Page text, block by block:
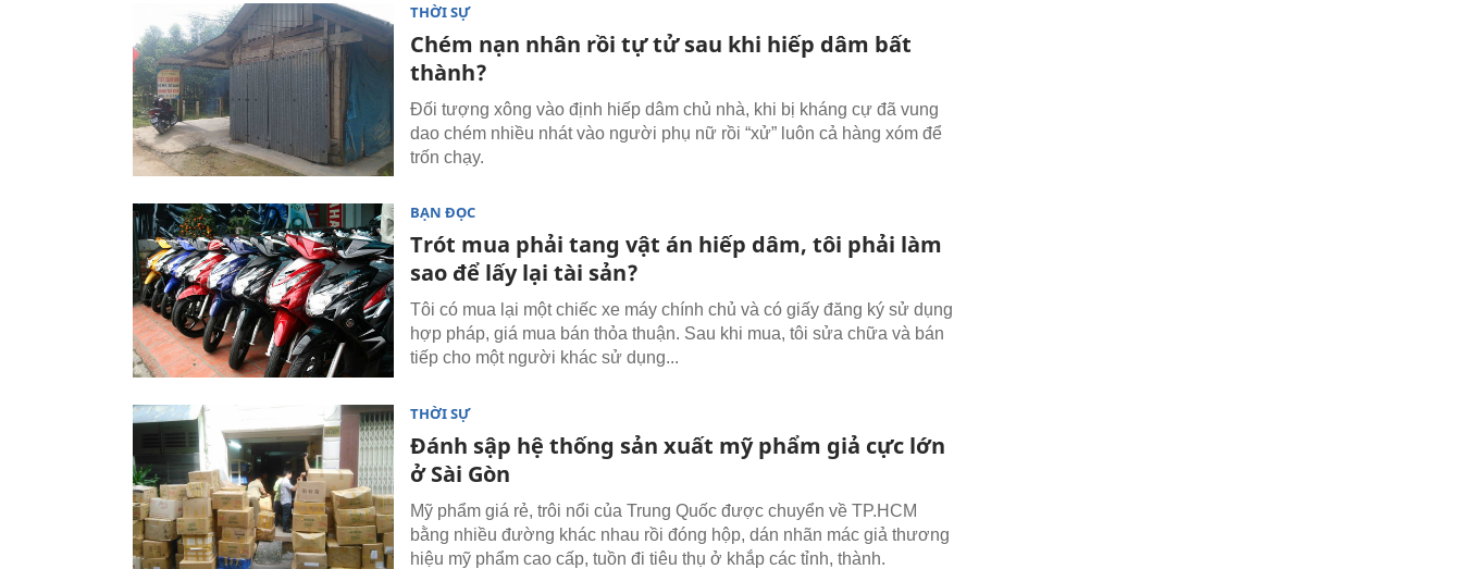
THỜI SỰ
Chém nạn nhân rồi tự tử sau khi hiếp dâm bất
thành?
Đối tượng xông vào định hiếp dâm chủ nhà, khi bị kháng cự đã vung
dao chém nhiều nhát vào người phụ nữ rồi “xử” luôn cả hàng xóm để
trốn chạy.
BẠN ĐỌC
Trót mua phải tang vật án hiếp dâm, tôi phải làm
sao để lấy lại tài sản?
Tôi có mua lại một chiếc xe máy chính chủ và có giấy đăng ký sử dụng
hợp pháp, giá mua bán thỏa thuận. Sau khi mua, tôi sửa chữa và bán
tiếp cho một người khác sử dụng...
THỜI SỰ
Đánh sập hệ thống sản xuất mỹ phẩm giả cực lớn
ở Sài Gòn
Mỹ phẩm giá rẻ, trôi nổi của Trung Quốc được chuyển về TP.HCM
bằng nhiều đường khác nhau rồi đóng hộp, dán nhãn mác giả thương
hiệu mỹ phẩm cao cấp, tuồn đi tiêu thụ ở khắp các tỉnh, thành.